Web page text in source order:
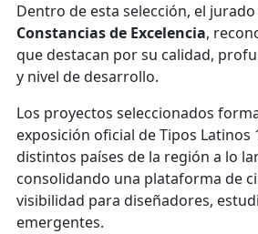
Dentro de esta selección, el
Constancias de Excelencia,
que destacan por su calidad,
y nivel de desarrollo.
Los proyectos seleccionados
exposición oficial de Tipos Latinos
distintos países de la región a lo
consolidando una plataforma de
visibilidad para diseñadores,
emergentes.